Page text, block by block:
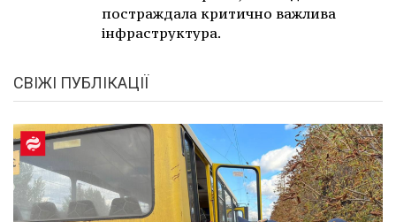
постраждала критично важлива
інфраструктура.
СВІЖІ ПУБЛІКАЦІЇ